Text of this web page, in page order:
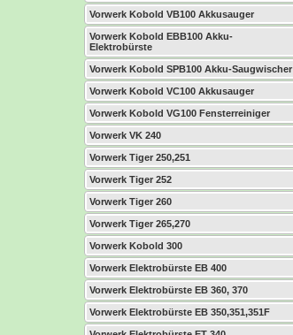
Vorwerk Kobold VB100 Akkusauger
Vorwerk Kobold EBB100 Akku-
Elektrobürste
Vorwerk Kobold SPB100 Akku-Saugwischer
Vorwerk Kobold VC100 Akkusauger
Vorwerk Kobold VG100 Fensterreiniger
Vorwerk VK 240
Vorwerk Tiger 250,251
Vorwerk Tiger 252
Vorwerk Tiger 260
Vorwerk Tiger 265,270
Vorwerk Kobold 300
Vorwerk Elektrobürste EB 400
Vorwerk Elektrobürste EB 360, 370
Vorwerk Elektrobürste EB 350,351,351F